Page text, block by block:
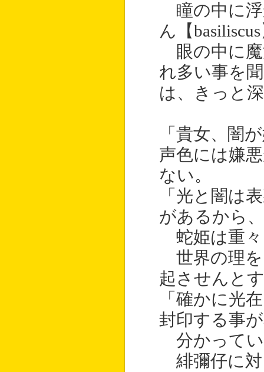
瞳の中に浮
ん【
眼の中に
れ多い事を
は、きっと
「貴女、闇
声色には嫌
ない。
「光と闇は
があるから
蛇姫は重々
世界の理を
起させんと
「確かに光
封印する事
分かって
緋彌仔に対